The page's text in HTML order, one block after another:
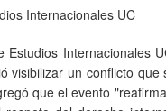
Internacionales UC
Estudios Internacionales
visibilizar un conflicto
que el evento